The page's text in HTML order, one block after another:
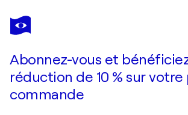
ANDREI
BELAICHUK
Je passe commande
Abonnez-vous et
réduction de 10 % sur
commande